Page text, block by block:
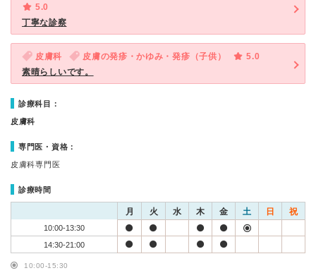
5.0
丁寧な診察
皮膚科 皮膚の発疹・かゆみ・発疹（子供）
5.0
素晴らしいです。
診療科目：
皮膚科
専門医・資格：
皮膚科専門医
診療時間
月 火 水 木 金 土 日 祝
10:00-13:30
14:30-21:00
10:00-15:30